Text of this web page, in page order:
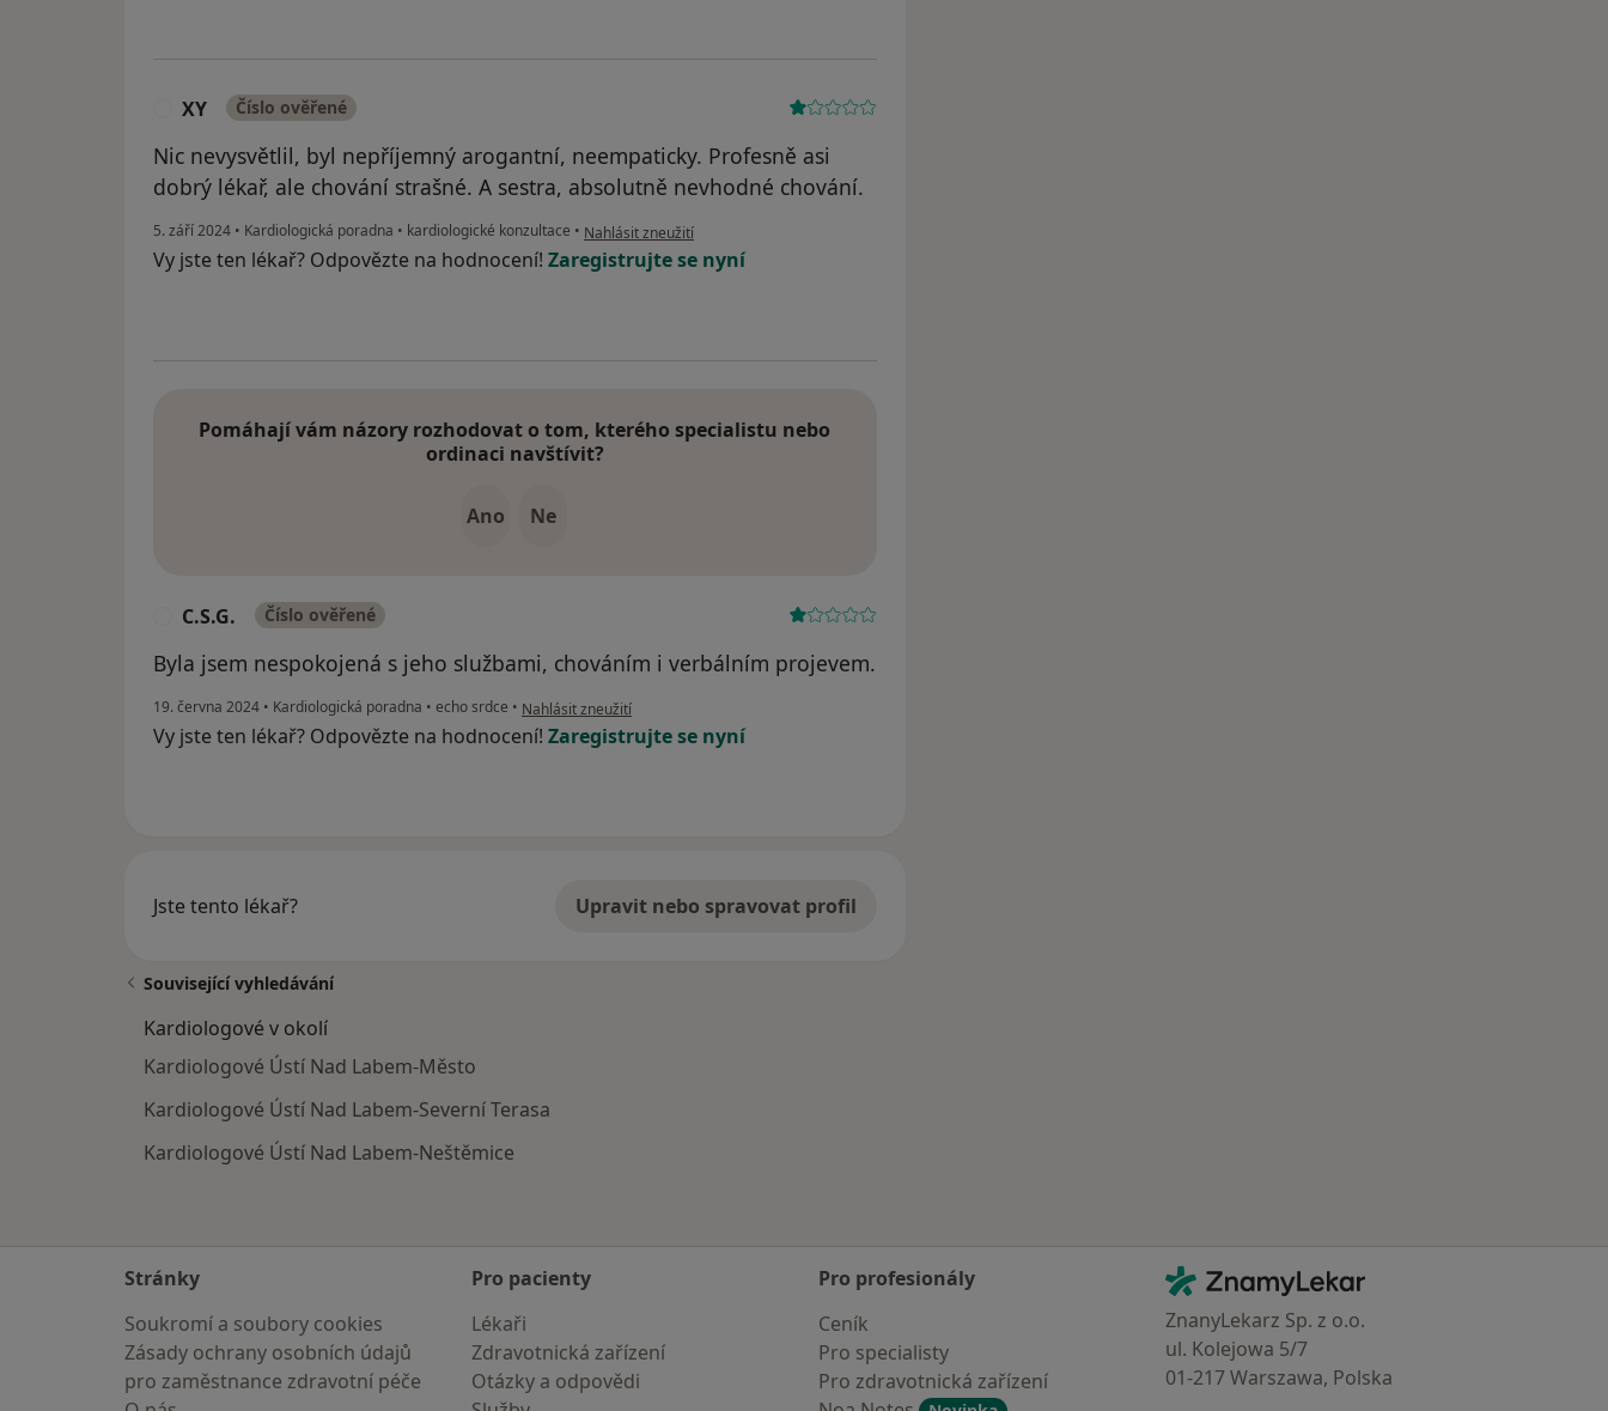
XY Číslo ověřené
Nic nevysvětlil, byl nepříjemný arogantní, neempaticky. Profesně asi
dobrý lékař, ale chování strašné. A sestra, absolutně nevhodné chování.
5. září 2024 • Kardiologická poradna • kardiologické konzultace • podle názoru uživatele XY
Nahlásit zneužití
Vy jste ten lékař? Odpovězte na hodnocení! Zaregistrujte se nyní
Pomáhají vám názory rozhodovat o tom, kterého specialistu nebo
ordinaci navštívit?
Ano Ne
C.S.G. Číslo ověřené
Byla jsem nespokojená s jeho službami, chováním i verbálním projevem.
19. června 2024 • Kardiologická poradna • echo srdce • podle názoru uživatele C.S.G.
Nahlásit zneužití
Vy jste ten lékař? Odpovězte na hodnocení! Zaregistrujte se nyní
Jste tento lékař? Upravit nebo spravovat profil
Související vyhledávání
Kardiologové v okolí
Kardiologové Ústí Nad Labem-Město
Kardiologové Ústí Nad Labem-Severní Terasa
Kardiologové Ústí Nad Labem-Neštěmice
Stránky
Soukromí a soubory cookies
Zásady ochrany osobních údajů
pro zaměstnance zdravotní péče
Pro pacienty
Lékaři
Zdravotnická zařízení
Otázky a odpovědi
Pro profesionály
Ceník
Pro specialisty
Pro zdravotnická zařízení
Kontakt
ZnamyLekar - Hlavní stránka
ZnanyLekarz Sp. z o.o.
ul. Kolejowa 5/7
01-217 Warszawa, Polska